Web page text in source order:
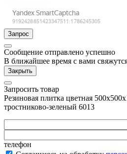
Запрос
Сообщение отправлено успешно
В ближайшее время с вами
Закрыть
Запросить товар
Резиновая плитка цветная
тростниково-зеленый 6013
телефон